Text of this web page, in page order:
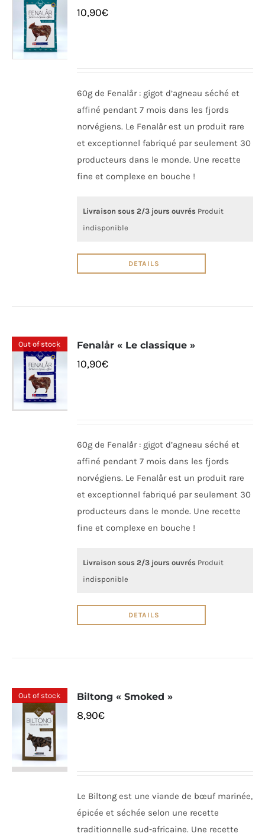
10,90€
60g de Fenalår : gigot d’agneau séché et
affiné pendant 7 mois dans les fjords
norvégiens. Le Fenalår est un produit rare
et exceptionnel fabriqué par seulement 30
producteurs dans le monde. Une recette
fine et complexe en bouche !
Livraison sous 2/3 jours ouvrés Produit
indisponible
DETAILS
Out of stock Fenalår « Le classique »
10,90€
60g de Fenalår : gigot d’agneau séché et
affiné pendant 7 mois dans les fjords
norvégiens. Le Fenalår est un produit rare
et exceptionnel fabriqué par seulement 30
producteurs dans le monde. Une recette
fine et complexe en bouche !
Livraison sous 2/3 jours ouvrés Produit
indisponible
DETAILS
Out of stock Biltong « Smoked »
8,90€
Le Biltong est une viande de bœuf marinée,
épicée et séchée selon une recette
traditionnelle sud-africaine. Une recette